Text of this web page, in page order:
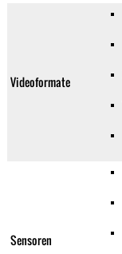
Videoformate
Sensoren